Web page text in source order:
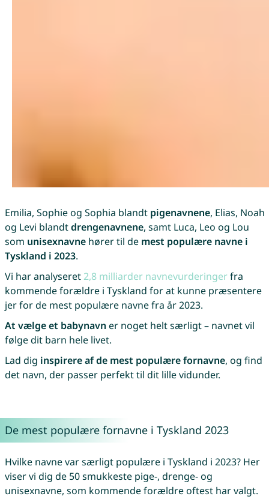
Emilia, Sophie og Sophia blandt pigenavnene, Elias, Noah
og Levi blandtdrengenavnene, samt Luca, Leo og Lou
som unisexnavnehører til de mest populære navne i
Tyskland i 2023.
Vi har analyseret2,8 milliarder navnevurderingerfra
kommende forældre i Tyskland for at kunne præsentere
jer for de mest populære navne fra år 2023.
At vælge et babynavn er noget helt særligt – navnet vil
følge dit barn hele livet.
Lad dig inspirere af de mest populære fornavne, og find
det navn, der passer perfekt til dit lille vidunder.
De mest populære fornavne i Tyskland 2023
Hvilke navne var særligt populære i Tyskland i 2023? Her
viser vi dig de 50 smukkeste pige-, drenge- og
unisexnavne, som kommende forældre oftest har valgt.